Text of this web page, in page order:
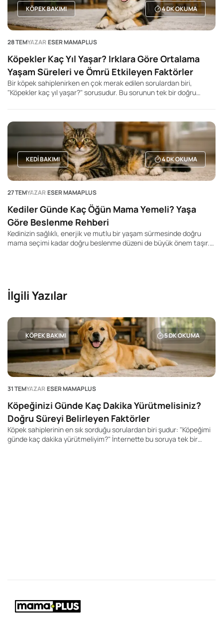
KÖPEK BAKIMI 4DK OKUMA
28 TEMYAZAR ESER MAMAPLUS
Köpekler Kaç Yıl Yaşar? Irklara Göre Ortalama
Yaşam Süreleri ve Ömrü Etkileyen Faktörler
Bir köpek sahiplenirken en çok merak edilen sorulardan biri,
"Köpekler kaç yıl yaşar?" sorusudur. Bu sorunun tek bir doğru
önemli ölçüde etkileyebilir. Genel olarak küçük ırk köpeklerin daha
uzun yaşadığı, büyük ve dev ırkların ise daha kısa yaşam sürelerine
sahip olduğu bilinir. Ancak bu durum kesin bir kural değildir. Aynı
ırka mensup iki köpek bile tamamen farklı yaşam sürelerine sahip
olabilir.KEDI BAKIMI 4DK OKUMA
27 TEMYAZAR ESER MAMAPLUS
Kediler Günde Kaç Öğün Mama Yemeli? Yaşa
Göre Beslenme Rehberi
Kedinizin sağlıklı, enerjik ve mutlu bir yaşam sürmesinde doğru
mama seçimi kadar doğru beslenme düzeni de büyük önem taşır.
İlgili Yazılar
KÖPEK BAKIMI 5DK OKUMA
31 TEMYAZAR ESER MAMAPLUS
Köpeğinizi Günde Kaç Dakika Yürütmelisiniz?
Doğru Süreyi Belirleyen Faktörler
Köpek sahiplerinin en sık sorduğu sorulardan biri şudur: "Köpeğimi
günde kaç dakika yürütmeliyim?" İnternette bu soruya tek bir